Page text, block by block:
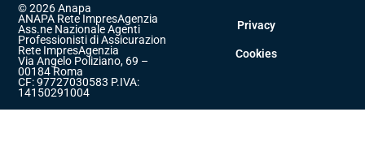
© 2026 Anapa
ANAPA Rete ImpresAgenzia
Ass.ne Nazionale Agenti
Professionisti di Assicurazione
Rete ImpresAgenzia
Via Angelo Poliziano, 69 –
00184 Roma
CF: 97727030583 P.IVA:
14150291004
Privacy
Cookies